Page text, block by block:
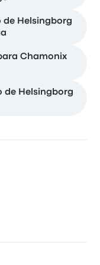
de Helsingborg
Chamonix
de Helsingborg